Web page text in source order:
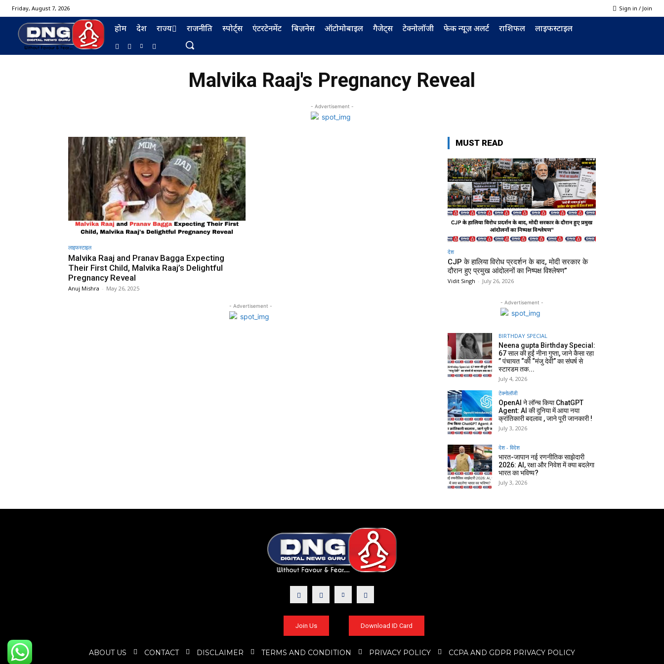
Friday, August 7, 2026 Sign in / Join
होम देश राज्य राजनीति स्पोर्ट्स एंटरटेनमेंट बिज़नेस ऑटोमोबाइल गैजेट्स टेक्नोलॉजी फेक न्यूज़ अलर्ट राशिफल लाइफस्टाइल
Malvika Raaj's Pregnancy Reveal
- Advertisement -
लाइफस्टाइल
Malvika Raaj and Pranav Bagga Expecting
Their First Child, Malvika Raaj’s Delightful
Pregnancy Reveal
Anuj Mishra - May 26, 2025
- Advertisement -
MUST READ
देश
CJP के हालिया विरोध प्रदर्शन के बाद, मोदी सरकार के
दौरान हुए प्रमुख आंदोलनों का निष्पक्ष विश्लेषण”
Vidit Singh - July 26, 2026
- Advertisement -
BIRTHDAY SPECIAL
Neena gupta Birthday Special:
67 साल की हुईं नीना गुप्ता, जाने कैसा रहा
” पंचायत “की “मंजु देवी” का संघर्ष से
स्टारडम तक...
July 4, 2026
टेक्नोलॉजी
OpenAI ने लॉन्च किया ChatGPT
Agent: AI की दुनिया में आया नया
क्रांतिकारी बदलाव , जाने पूरी जानकारी !
July 3, 2026
देश - विदेश
भारत-जापान नई रणनीतिक साझेदारी
2026: AI, रक्षा और निवेश में क्या बदलेगा
भारत का भविष्य?
July 3, 2026
Join Us Download ID Card
ABOUT US CONTACT DISCLAIMER TERMS AND CONDITION PRIVACY POLICY CCPA AND GDPR PRIVACY POLICY